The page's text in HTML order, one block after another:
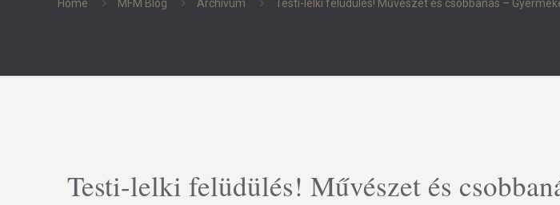
Home MFM Blog Archívum Testi-lelki felüdülés! Művészet és csobbanás –
Testi-lelki felüdülés! Művészet és